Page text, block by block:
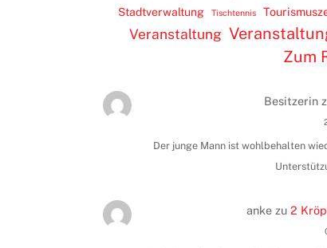
Stadtverwaltung Tischtennis
Veranstaltung
Zum
Besitzerin
Der junge Mann ist wohlbehalten
ankezu 2